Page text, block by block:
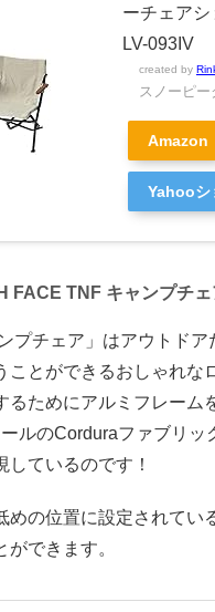
ーチェア
LV-093IV
created by
スノーピ
Amazon
Yahooシ
FACE TNF キャンプチェ
プチェア」はアウトド
ことができるおしゃれな
るためにアルミフレーム
ルのCorduraファブリッ
しているのです！
めの位置に設定されてい
ができます。